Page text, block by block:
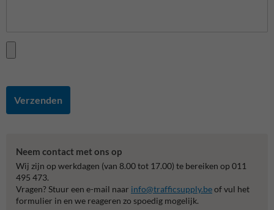
Verzenden
Neem contact met ons op
Wij zijn op werkdagen (van 8.00 tot 17.00) te bereiken op 011
495 473.
Vragen? Stuur een e-mail naar info@trafficsupply.beof vul het
formulier in en we reageren zo spoedig mogelijk.